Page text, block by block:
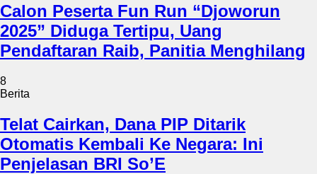
Calon Peserta Fun Run “Djoworun
2025” Diduga Tertipu, Uang
Pendaftaran Raib, Panitia Menghilang
8
Berita
Telat Cairkan, Dana PIP Ditarik
Otomatis Kembali Ke Negara: Ini
Penjelasan BRI So’E